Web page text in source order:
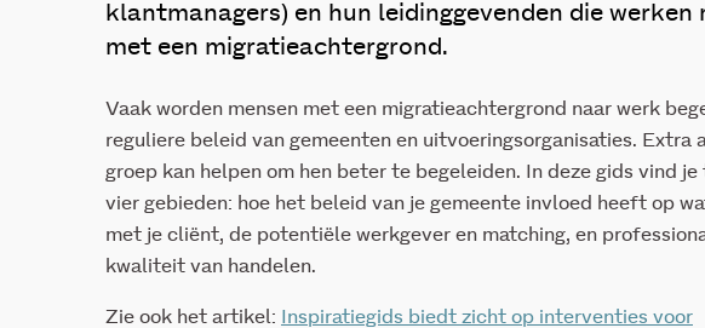
klantmanagers) en hun leidinggevenden die werken
met een migratieachtergrond.
Vaak worden mensen met een migratieachtergrond naar werk
reguliere beleid van gemeenten en uitvoeringsorganisaties. Extra
groep kan helpen om hen beter te begeleiden. In deze gids vind
vier gebieden: hoe het beleid van je gemeente invloed heeft op
met je cliënt, de potentiële werkgever en matching, en
kwaliteit van handelen.
Zie ook het artikel:
Inspiratiegids biedt zicht op interventies voor